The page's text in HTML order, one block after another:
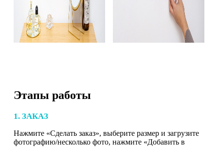
Этапы работы
1. ЗАКАЗ
Нажмите «Сделать заказ», выберите размер и загрузите
фотографию/несколько фото, нажмите «Добавить в